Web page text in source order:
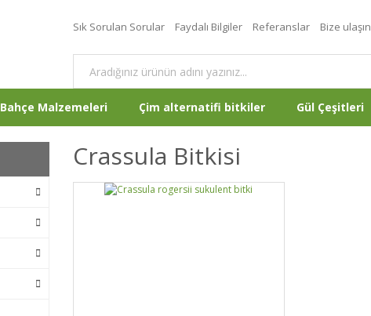
Sık Sorulan Sorular Faydalı Bilgiler Referanslar Bize ulaşın
Bahçe Malzemeleri Çim alternatifi bitkiler Gül Çeşitleri
Crassula Bitkisi